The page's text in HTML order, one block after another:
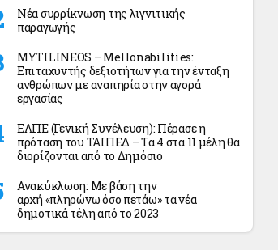
Νέα συρρίκνωση της λιγνιτικής
παραγωγής
MYTILINEOS – Mellonabilities:
Επιταχυντής δεξιοτήτων για την ένταξη
ανθρώπων με αναπηρία στην αγορά
εργασίας
ΕΛΠΕ (Γενική Συνέλευση): Πέρασε η
πρόταση του ΤΑΙΠΕΔ – Τα 4 στα 11 μέλη θα
διορίζονται από το Δημόσιο
Ανακύκλωση: Με βάση την
αρχή «πληρώνω όσο πετάω» τα νέα
δημοτικά τέλη από το 2023